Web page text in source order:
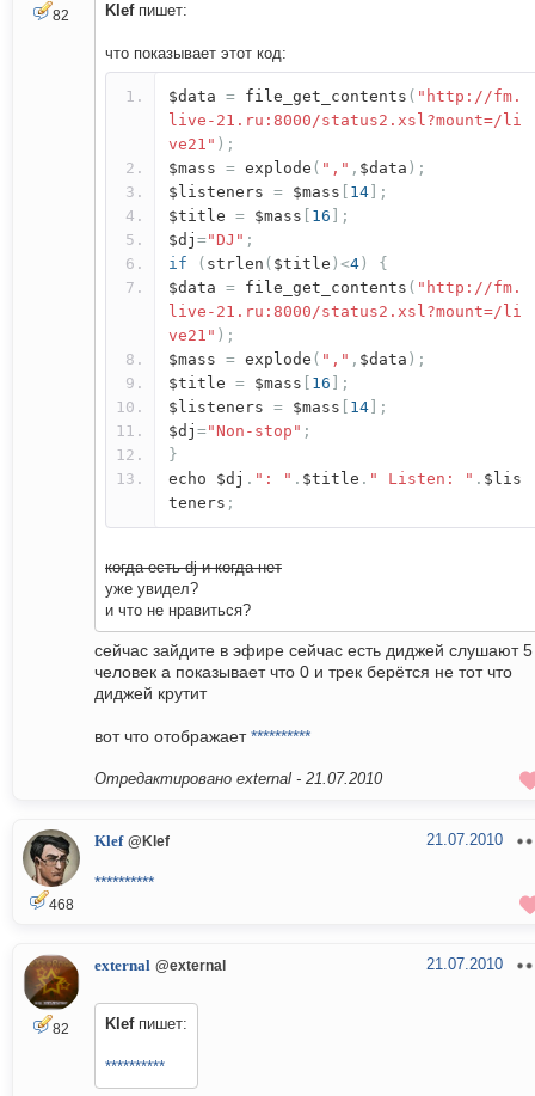
82 Klefпишет:
что показывает этот код:
$data = file_get_contents ( "http://fm.
live-21.ru:8000/status2.xsl?mount=/li
ve21" );
$mass = explode ( "," , $data );
$listeners = $mass 14 ];
$title = $mass 16 ];
$dj ="DJ" ;
if
( strlen ( $title )<4 )
{
$data = file_get_contents ( "http://fm.
live-21.ru:8000/status2.xsl?mount=/li
ve21" );
$mass = explode ( "," , $data );
$title = $mass 16 ];
$listeners = $mass 14 ];
$dj ="Non-stop" ;
}
echo $dj . ": " . $title . " Listen: " . $lis
teners ;
когда есть dj и когда нет
уже увидел?
и что не нравиться?
сейчас зайдите в эфире сейчас есть диджей слушают 5
человек а показывает что 0 и трек берётся не тот что
диджей крутит
вот что отображает**********
Отредактировано external - 21.07.2010
468
Klef @Klef 21.07.2010
**********
82
external @external 21.07.2010
Klefпишет:
**********